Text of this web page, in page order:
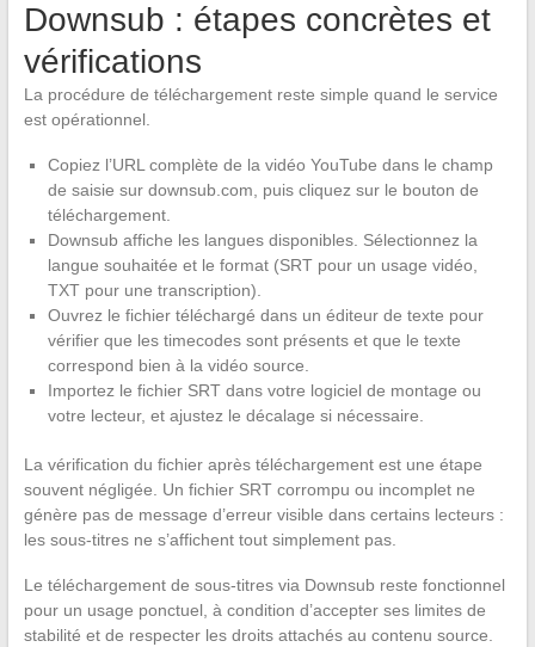
Downsub : étapes concrètes et
vérifications
La procédure de téléchargement reste simple quand le service
est opérationnel.
Copiez l’URL complète de la vidéo YouTube dans le champ
de saisie sur downsub.com, puis cliquez sur le bouton de
téléchargement.
Downsub affiche les langues disponibles. Sélectionnez la
langue souhaitée et le format (SRT pour un usage vidéo,
TXT pour une transcription).
Ouvrez le fichier téléchargé dans un éditeur de texte pour
vérifier que les timecodes sont présents et que le texte
correspond bien à la vidéo source.
Importez le fichier SRT dans votre logiciel de montage ou
votre lecteur, et ajustez le décalage si nécessaire.
La vérification du fichier après téléchargement est une étape
souvent négligée. Un fichier SRT corrompu ou incomplet ne
génère pas de message d’erreur visible dans certains lecteurs :
les sous-titres ne s’affichent tout simplement pas.
Le téléchargement de sous-titres via Downsub reste fonctionnel
pour un usage ponctuel, à condition d’accepter ses limites de
stabilité et de respecter les droits attachés au contenu source.